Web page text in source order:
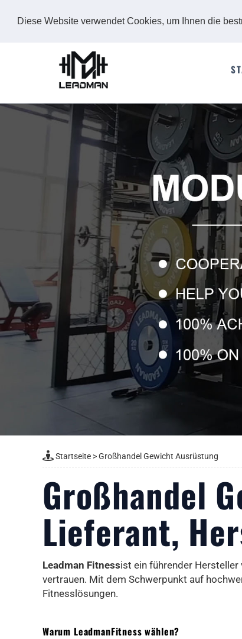
Diese Website verwendet Cookies, um Ihnen die
Startseite>Großhandel Gewicht Ausrüstung
Großhandel
Lieferant,
Leadman Fitnessist ein führender
vertrauen. Mit dem Schwerpunkt auf
Fitnesslösungen.
Warum LeadmanFitness wählen?